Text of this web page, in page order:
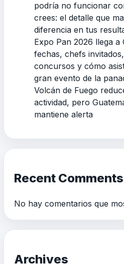
podría no funcionar
crees: el detalle que
diferencia en tus
Expo Pan 2026 llega a
fechas, chefs invitados,
concursos y cómo
gran evento de la
Volcán de Fuego
actividad, pero
mantiene alerta
Recent Comments
No hay comentarios que
Archives